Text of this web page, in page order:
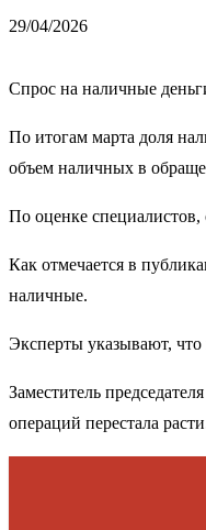
29/04/2026
Спрос на наличные
По итогам марта доля
объем наличных в
По оценке специалистов,
Как отмечается в
наличные.
Эксперты указывают, что
Заместитель
операций перестала